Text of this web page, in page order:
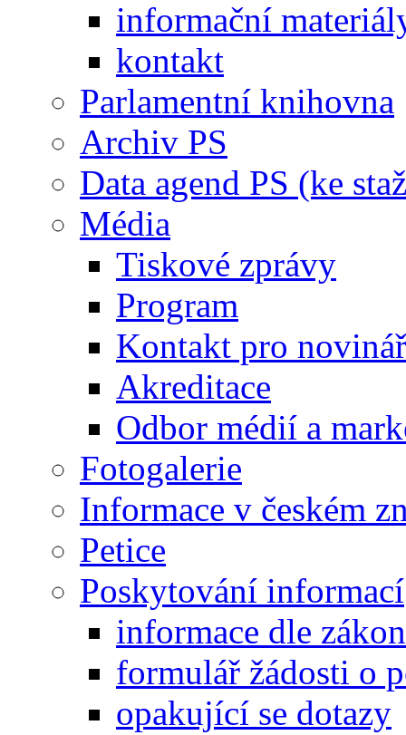
informační
kontakt
Parlamentní knihovna
Archiv PS
Data agend PS (ke
Média
Tiskové zprávy
Program
Kontakt pro
Akreditace
Odbor médií a
Fotogalerie
Informace v českém
Petice
Poskytování informací
informace dle
formulář žádosti o
opakující se dotazy